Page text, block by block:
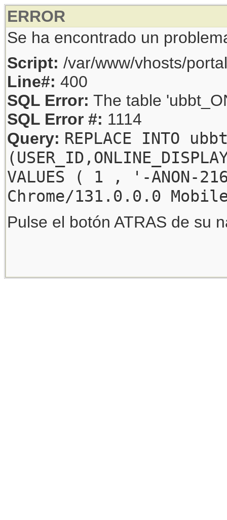
ERROR
Se ha encontrado un
Script: /var/www/vhosts/
Line#: 400
SQL Error: The table
SQL Error #: 1114
Query: REPLACE INTO
VALUES ( 1 , '-
Chrome/131.0.0.0
Pulse el botón ATRAS de su